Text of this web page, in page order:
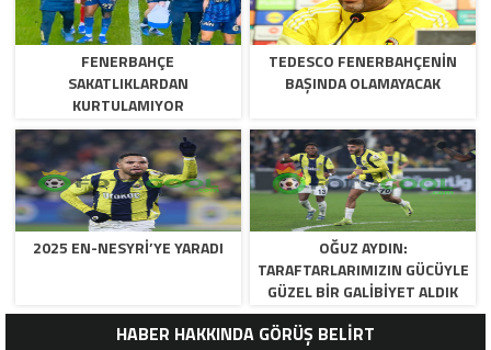
FENERBAHÇE
SAKATLIKLARDAN
KURTULAMIYOR
TEDESCO FENERBAHÇENIN
BAŞINDA OLAMAYACAK
2025 EN-NESYRI’YE YARADI
OĞUZ AYDIN:
TARAFTARLARIMIZIN GÜCÜYLE
GÜZEL BIR GALIBIYET ALDIK
HABER HAKKINDA GÖRÜŞ BELİRT